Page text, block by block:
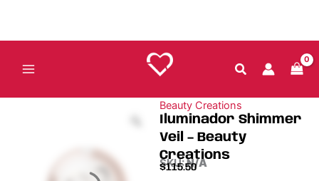
contenido
Beauty Creations
Iluminador Shimmer
Veil – Beauty
Creations
SKU:N/A
$115.50